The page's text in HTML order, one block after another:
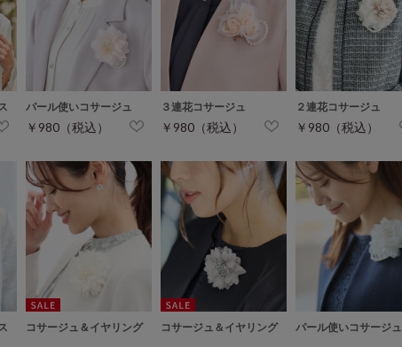
パール使いコサージュ
￥980（税込）
３連花コサージュ
￥980（税込）
２連花コサージュ
￥980（税込）
コサージュ＆イヤリング コサージュ＆イヤリング パール使いコサージュ